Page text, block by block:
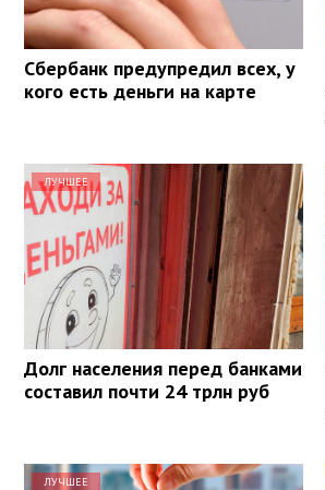
Сбербанк предупредил всех, у
кого есть деньги на карте
ЛУЧШЕЕ
Долг населения перед банками
составил почти 24 трлн руб
ЛУЧШЕЕ